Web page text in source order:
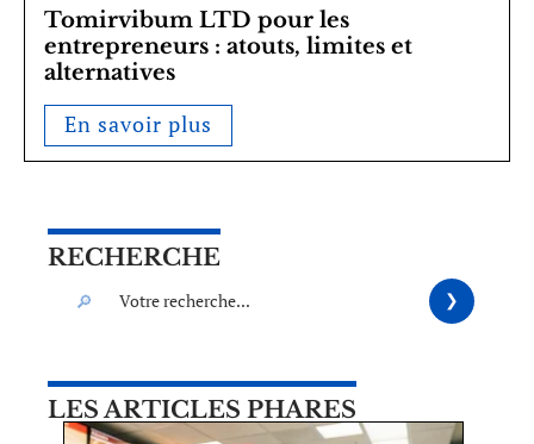
Tomirvibum LTD pour les
entrepreneurs : atouts, limites et
alternatives
En savoir plus
RECHERCHE
LES ARTICLES PHARES